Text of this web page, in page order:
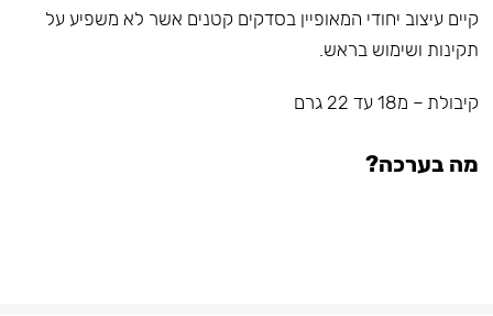
קיים עיצוב יחודי המאופיין בסדקים קטנים אשר לא משפיע על
תקינות ושימוש בראש.
קיבולת – מ18 עד 22 גרם
מה בערכה?